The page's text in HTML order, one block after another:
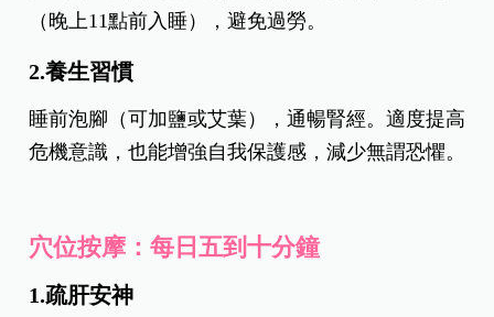
（晚上11點前入睡），避免過勞。
2.養生習慣
睡前泡腳（可加鹽或艾葉），通暢腎經。適度提高
危機意識，也能增強自我保護感，減少無謂恐懼。
穴位按摩：每日五到十分鐘
1.疏肝安神